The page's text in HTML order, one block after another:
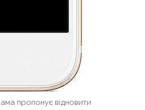
пропонує відновити